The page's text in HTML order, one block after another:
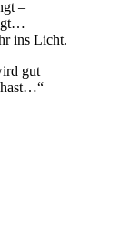
–
ins Licht.
gut